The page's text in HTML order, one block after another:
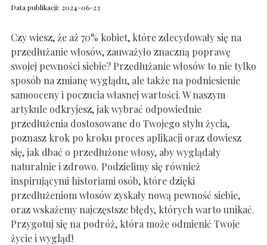
Data publikacji: 2024-06-23
Czy wiesz, że aż 70% kobiet, które zdecydowały się na
przedłużanie włosów, zauważyło znaczną poprawę
swojej pewności siebie? Przedłużanie włosów to nie tylko
sposób na zmianę wyglądu, ale także na podniesienie
samooceny i poczucia własnej wartości. W naszym
artykule odkryjesz, jak wybrać odpowiednie
przedłużenia dostosowane do Twojego stylu życia,
poznasz krok po kroku proces aplikacji oraz dowiesz
się, jak dbać o przedłużone włosy, aby wyglądały
naturalnie i zdrowo. Podzielimy się również
inspirującymi historiami osób, które dzięki
przedłużeniom włosów zyskały nową pewność siebie,
oraz wskażemy najczęstsze błędy, których warto unikać.
Przygotuj się na podróż, która może odmienić Twoje
życie i wygląd!